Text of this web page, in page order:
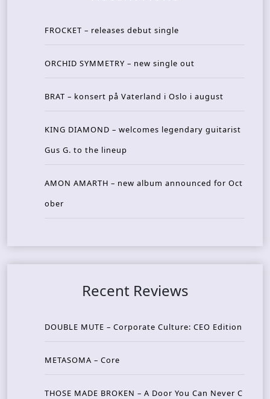
FROCKET – releases debut single
ORCHID SYMMETRY – new single out
BRAT – konsert på Vaterland i Oslo i august
KING DIAMOND – welcomes legendary guitarist
Gus G. to the lineup
AMON AMARTH – new album announced for Oct
ober
Recent Reviews
DOUBLE MUTE – Corporate Culture: CEO Edition
METASOMA – Core
THOSE MADE BROKEN – A Door You Can Never C